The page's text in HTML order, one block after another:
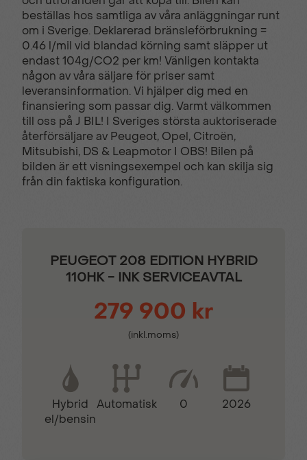
Elfönsterhissar fram &
bak
ESP & ABS-bromsar
Farthållare Frontkollisionvarning
LED-varselljus i 3-klo
design
Luftkonditionering
Perla Nera
Trådlös Apple CarPlay Trötthetsvarnare
Tygklädsel ”PNEUMA”
beställas hos samtliga av våra anläggningar runt
om i Sverige. Deklarerad bränsleförbrukning =
0.46 l/mil vid blandad körning samt släpper ut
endast 104g/CO2 per km! Vänligen kontakta
någon av våra säljare för priser samt
leveransinformation. Vi hjälper dig med en
finansiering som passar dig. Varmt välkommen
till oss på J BIL! I Sveriges största auktoriserade
återförsäljare av Peugeot, Opel, Citroën,
Mitsubishi, DS & Leapmotor I OBS! Bilen på
bilden är ett visningsexempel och kan skilja sig
från din faktiska konfiguration.
PEUGEOT 208 EDITION HYBRID
110HK - INK SERVICEAVTAL
279 900 kr
(inkl.moms)
Hybrid
el/bensin
Automatisk 0 2026